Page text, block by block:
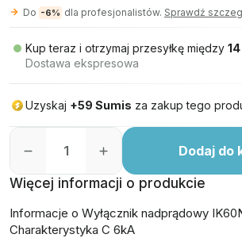
Do -6% dla profesjonalistów. Sprawdź
Kup teraz i otrzymaj przesyłkę między 14
Dostawa ekspresowa
Uzyskaj +59 Sumis za zakup tego
Dodaj do
Więcej informacji o produkcie
Informacje o Wyłącznik nadprądowy
Charakterystyka C 6kA